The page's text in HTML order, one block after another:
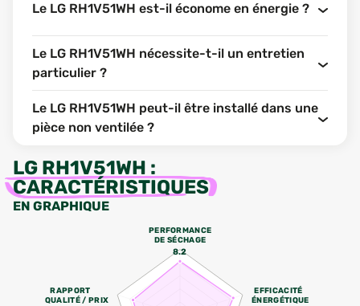
Le LG RH1V51WH est-il économe en énergie ?
Le LG RH1V51WH nécessite-t-il un entretien
particulier ?
Le LG RH1V51WH peut-il être installé dans une
pièce non ventilée ?
LG RH1V51WH :
CARACTÉRISTIQUES
EN GRAPHIQUE
PERFORMANCE
DE SÉCHAGE
8.2
EFFICACITÉ
ÉNERGÉTIQUE
RAPPORT
QUALITÉ / PRIX